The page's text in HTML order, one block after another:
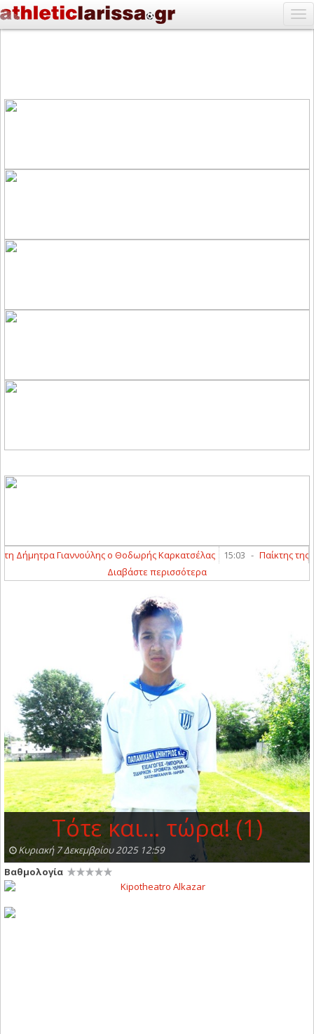
Γιαννούλης ο Θοδωρής Καρκατσέλας 15:03 - Παίκτης της ΑΕΛ
Διαβάστε περισσότερα
Τότε και… τώρα! (1)
Κυριακή 7 Δεκεμβρίου 2025 12:59
Βαθμολογία